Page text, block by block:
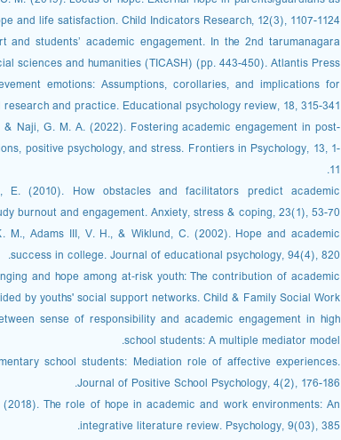
and life satisfaction. Child Indicators Research, 12(3), 1107-1124.
students’ academic engagement. In the 2nd tarumanagara
sciences and humanities (TICASH) (pp. 443-450). Atlantis Press.
emotions: Assumptions, corollaries, and implications for
and practice. Educational psychology review, 18, 315-341.
& Naji, G. M. A. (2022). Fostering academic engagement in post-
positive psychology, and stress. Frontiers in Psychology, 13, 1-
11.
E. (2010). How obstacles and facilitators predict academic
burnout and engagement. Anxiety, stress & coping, 23(1), 53-70.
M., Adams III, V. H., & Wiklund, C. (2002). Hope and academic
success in college. Journal of educational psychology, 94(4), 820.
and hope among at‐risk youth: The contribution of academic
by youths' social support networks. Child & Family Social Work.
sense of responsibility and academic engagement in high
school students: A multiple mediator model.
school students: Mediation role of affective experiences.
Journal of Positive School Psychology, 4(2), 176-186.
The role of hope in academic and work environments: An
integrative literature review. Psychology, 9(03), 385.